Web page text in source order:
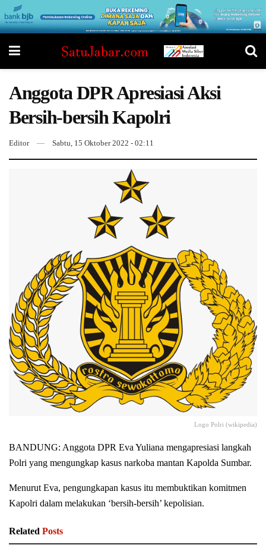
Anggota DPR Apresiasi Aksi
Bersih-bersih Kapolri
Editor Sabtu, 15 Oktober 2022 - 02:11
Logo Polri (wikipedia)
BANDUNG: Anggota DPR Eva Yuliana mengapresiasi langkah
Polri yang mengungkap kasus narkoba mantan Kapolda Sumbar.
Menurut Eva, pengungkapan kasus itu membuktikan komitmen
Kapolri dalam melakukan ‘bersih-bersih’ kepolisian.
Related Posts